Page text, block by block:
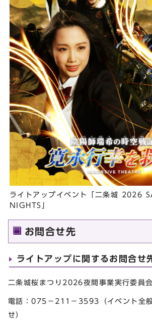
ライトアップイベント「二条城 2026
NIGHTS」
お問合せ先
ライトアップに関するお問合せ
二条城桜まつり2026夜間事業実行委員会
電話：075−211−3593（イベント全般
せ）